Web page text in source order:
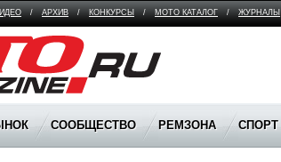
/ АРХИВ / КОНКУРСЫ / МОТО КАТАЛОГ / ЖУРНАЛЫ
СООБЩЕСТВО РЕМЗОНА СПОРТ